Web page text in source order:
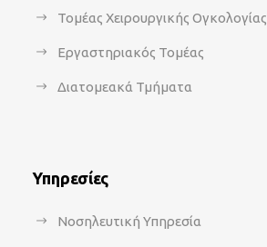
Τομέας Χειρουργικής Ογκολογίας
Εργαστηριακός Τομέας
Διατομεακά Τμήματα
Υπηρεσίες
Νοσηλευτική Υπηρεσία